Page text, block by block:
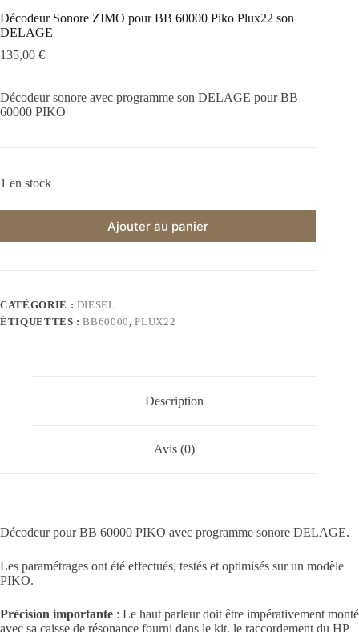
Décodeur Sonore ZIMO pour BB 60000 Piko Plux22 son
DELAGE
135,00 €
Décodeur sonore avec programme son DELAGE pour BB
60000 PIKO
1 en stock
Ajouter au panier
CATÉGORIE : DIESEL
ÉTIQUETTES :BB60000,PLUX22
Description
Avis (0)
Décodeur pour BB 60000 PIKO avec programme sonore DELAGE.
Les paramétrages ont été effectués, testés et optimisés sur un modèle
PIKO.
Précision importante : Le haut parleur doit être impérativement monté
avec sa caisse de résonance fourni dans le kit, le raccordement du HP